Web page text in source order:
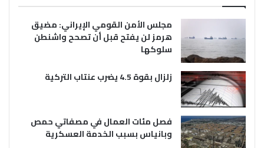
مجلس الأمن القومي الإيراني: مضيق
هرمز لن يفتح قبل أن تصحح واشنطن
سلوكها
زلزال بقوة 4.5 يضرب عنتاب التركية
فصل مئات العمال في مصفاتي حمص
وبانياس بسبب الخدمة العسكرية